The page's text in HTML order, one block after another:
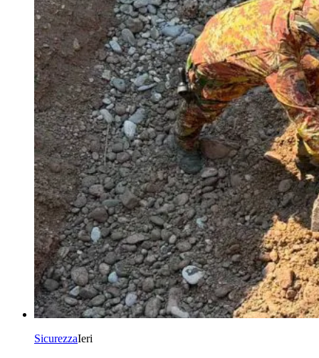
SicurezzaIeri